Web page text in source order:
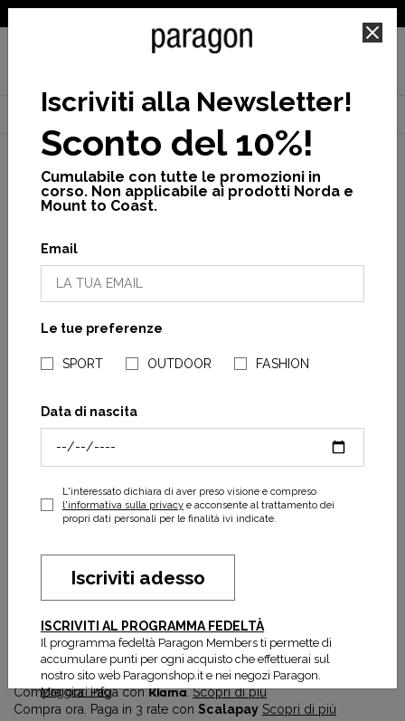
NEGOZI PARAGONSHOP
Home Donna Calzature Scarpe chiuse Aventrail shoe w
Aventrail Shoe W
115,50 € 165,00 €
Prezzo più basso degli ultimi 30 gg:115,50 €
Compra ora. Paga conKlarna.Scopri di più
Compra ora. Paga in 3 rate con Scalapay Scopri di più
Iscriviti alla Newsletter!
Sconto del 10%!
Cumulabile con tutte le promozioni in
corso. Non applicabile ai prodotti Norda e
Mount to Coast.
Email
Le tue preferenze
SPORT OUTDOOR FASHION
Data di nascita
L'interessato dichiara di aver preso visione e compreso
l'informativa sulla privacye acconsente al trattamento dei
propri dati personali per le finalità ivi indicate.
Iscriviti adesso
ISCRIVITI AL PROGRAMMA FEDELTÀ
Il programma fedeltà Paragon Members ti permette di
accumulare punti per ogni acquisto che effettuerai sul
nostro sito web Paragonshop.it e nei negozi Paragon.
Maggiori info